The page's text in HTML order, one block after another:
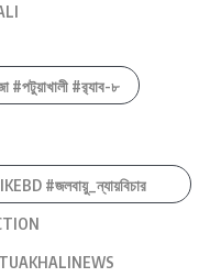
#পটুয়াখালী #র‍্যাব-৮
#জলবায়ু_ন্যায়বিচার